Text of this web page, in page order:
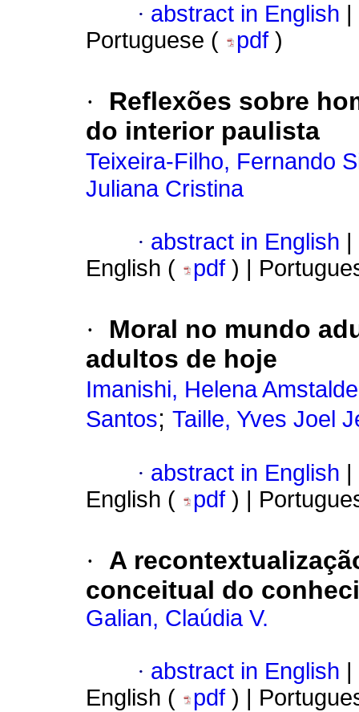
· abstract in English
Portuguese (
pdf )
·
Reflexões sobre
do interior paulista
Teixeira-Filho, Fernando
Juliana Cristina
· abstract in English
English (
pdf ) |
·
Moral no mundo
adultos de hoje
Imanishi, Helena
Santos; Taille, Yves Joel
· abstract in English
English (
pdf ) |
·
A
conceitual do
Galian, Claúdia V.
· abstract in English
English (
pdf ) |